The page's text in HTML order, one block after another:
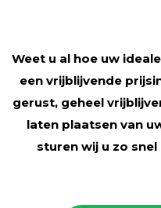
Weet u al hoe uw
een vrijblijvende
gerust, geheel
laten plaatsen van
sturen wij u zo